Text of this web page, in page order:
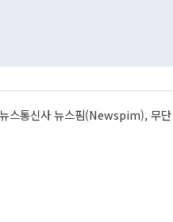
스통신사 뉴스핌(Newspim), 무